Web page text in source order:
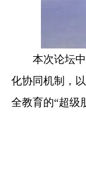
本次论坛
化协同机制，
全教育的“超级